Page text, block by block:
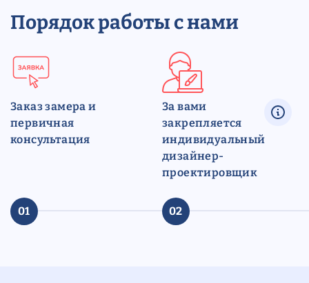
Порядок работы с нами
Заказ замера и
первичная
консультация
01
За вами
закрепляется
индивидуальный
дизайнер-
проектировщик
02